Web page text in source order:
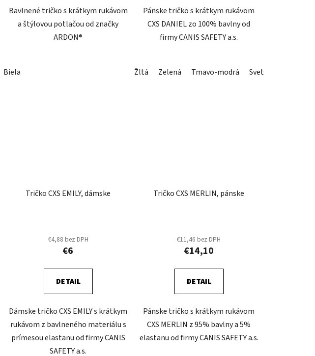
Bavlnené tričko s krátkym rukávom
a štýlovou potlačou od značky
ARDON®
Biela
Pánske tričko s krátkym rukávom
CXS DANIEL zo 100% bavlny od
firmy CANIS SAFETY a.s.
Žltá Zelená Tmavo-modrá Svetlo - modrá
Tričko CXS EMILY, dámske
€4,88 bez DPH
€6
DETAIL
Dámske tričko CXS EMILY s krátkym
rukávom z bavlneného materiálu s
prímesou elastanu od firmy CANIS
SAFETY a.s.
Tričko CXS MERLIN, pánske
€11,46 bez DPH
€14,10
DETAIL
Pánske tričko s krátkym rukávom
CXS MERLIN z 95% bavlny a 5%
elastanu od firmy CANIS SAFETY a.s.